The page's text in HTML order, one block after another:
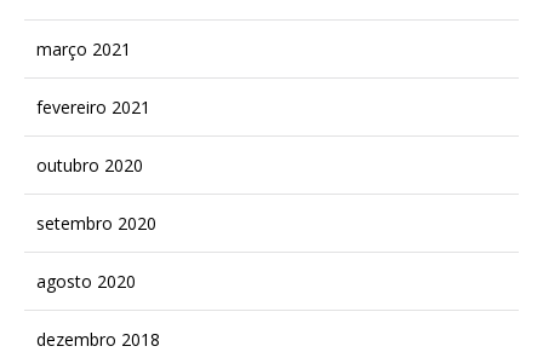
março 2021
fevereiro 2021
outubro 2020
setembro 2020
agosto 2020
dezembro 2018